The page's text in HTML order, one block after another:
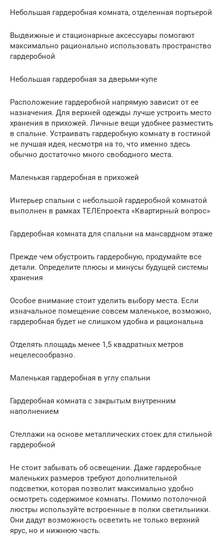
Небольшая гардеробная комната, отделенная портьерой
Выдвижные и стационарные аксессуары помогают
максимально рационально использовать пространство
гардеробной
Небольшая гардеробная за дверьми-купе
Расположение гардеробной напрямую зависит от ее
назначения. Для верхней одежды лучше устроить место
хранения в прихожей. Личные вещи удобнее разместить
в спальне. Устраивать гардеробную комнату в гостиной
не лучшая идея, несмотря на то, что именно здесь
обычно достаточно много свободного места.
Маленькая гардеробная в прихожей
Интерьер спальни с небольшой гардеробной комнатой
выполнен в рамках ТЕЛЕпроекта «Квартирный вопрос»
Гардеробная комната для спальни на мансардном этаже
Прежде чем обустроить гардеробную, продумайте все
детали. Определите плюсы и минусы будущей системы
хранения
Особое внимание стоит уделить выбору места. Если
изначальное помещение совсем маленькое, возможно,
гардеробная будет не слишком удобна и рациональна
Отделять площадь менее 1,5 квадратных метров
нецелесообразно.
Маленькая гардеробная в углу спальни
Гардеробная комната с закрытым внутренним
наполнением
Стеллажи на основе металлических стоек для стильной
гардеробной
Не стоит забывать об освещении. Даже гардеробные
маленьких размеров требуют дополнительной
подсветки, которая позволит максимально удобно
осмотреть содержимое комнаты. Помимо потолочной
люстры используйте встроенные в полки светильники.
Они дадут возможность осветить не только верхний
ярус, но и нижнюю часть.